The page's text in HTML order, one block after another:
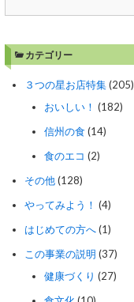
カテゴリー
３つの星お店特集(205)
おいしい！ (182)
信州の食(14)
食のエコ (2)
その他(128)
やってみよう！ (4)
はじめての方へ(1)
この事業の説明 (37)
健康づくり (27)